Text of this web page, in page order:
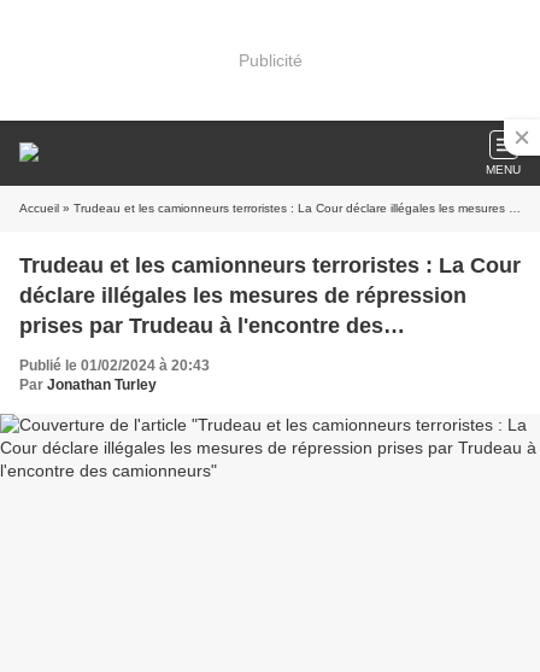
Publicité
MENU
Accueil » Trudeau et les camionneurs terroristes : La Cour déclare illégales les mesures de répression prises par Trudeau à l'encontre des camionneurs
Trudeau et les camionneurs terroristes : La Cour
déclare illégales les mesures de répression
prises par Trudeau à l'encontre des
camionneurs
Publié le 01/02/2024 à 20:43
Par Jonathan Turley